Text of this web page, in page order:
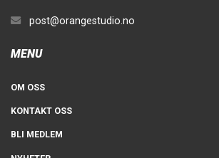
post@orangestudio.no
MENU
OM OSS
KONTAKT OSS
BLI MEDLEM